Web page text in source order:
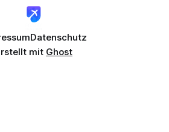
Datenschutz
mit Ghost